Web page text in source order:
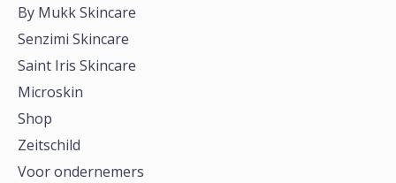
By Mukk Skincare
Senzimi Skincare
Saint Iris Skincare
Microskin
Shop
Zeitschild
Voor ondernemers